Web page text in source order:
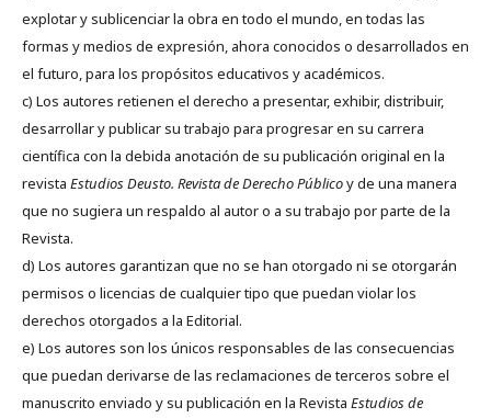
explotar y sublicenciar la obra en todo el mundo, en todas las
formas y medios de expresión, ahora conocidos o desarrollados en
el futuro, para los propósitos educativos y académicos.
c) Los autores retienen el derecho a presentar, exhibir, distribuir,
desarrollar y publicar su trabajo para progresar en su carrera
científica con la debida anotación de su publicación original en la
revista Estudios Deusto. Revista de Derecho Públicoy de una manera
que no sugiera un respaldo al autor o a su trabajo por parte de la
Revista.
d) Los autores garantizan que no se han otorgado ni se otorgarán
permisos o licencias de cualquier tipo que puedan violar los
derechos otorgados a la Editorial.
e) Los autores son los únicos responsables de las consecuencias
que puedan derivarse de las reclamaciones de terceros sobre el
manuscrito enviado y su publicación en la Revista Estudios de